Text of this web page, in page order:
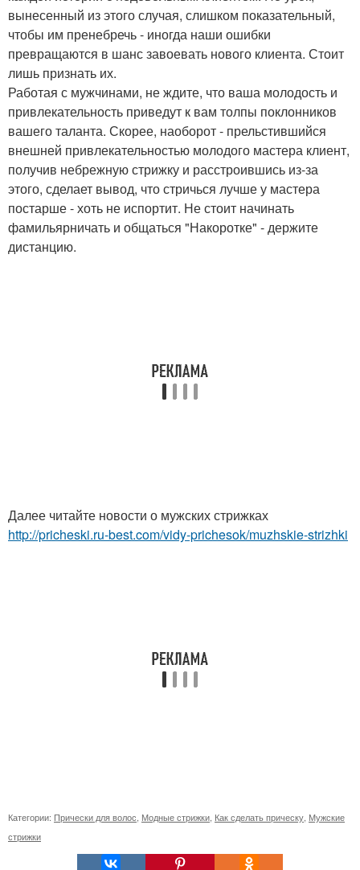
вынесенный из этого случая, слишком показательный,
чтобы им пренебречь - иногда наши ошибки
превращаются в шанс завоевать нового клиента. Стоит
лишь признать их.
Работая с мужчинами, не ждите, что ваша молодость и
привлекательность приведут к вам толпы поклонников
вашего таланта. Скорее, наоборот - прельстившийся
внешней привлекательностью молодого мастера клиент,
получив небрежную стрижку и расстроившись из-за
этого, сделает вывод, что стричься лучше у мастера
постарше - хоть не испортит. Не стоит начинать
фамильярничать и общаться "Накоротке" - держите
дистанцию.
Далее читайте новости о мужских стрижках
http://pricheski.ru-best.com/vidy-prichesok/muzhskie-strizhki
Категории: Прически для волос Модные стрижки Как сделать прическу Мужские
стрижки